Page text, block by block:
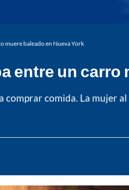
muere baleado en Nueva York
entre un carro
comida. La mujer